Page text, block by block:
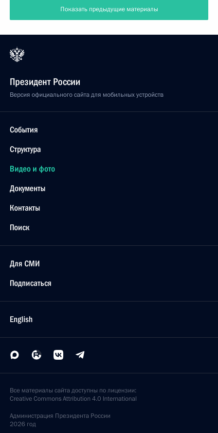
Показать предыдущие материалы
Президент России
Версия официального сайта для мобильных устройств
События
Структура
Видео и фото
Документы
Контакты
Поиск
Для СМИ
Подписаться
English
Все материалы сайта доступны по лицензии:
Creative Commons Attribution 4.0 International
Администрация Президента России
2026 год